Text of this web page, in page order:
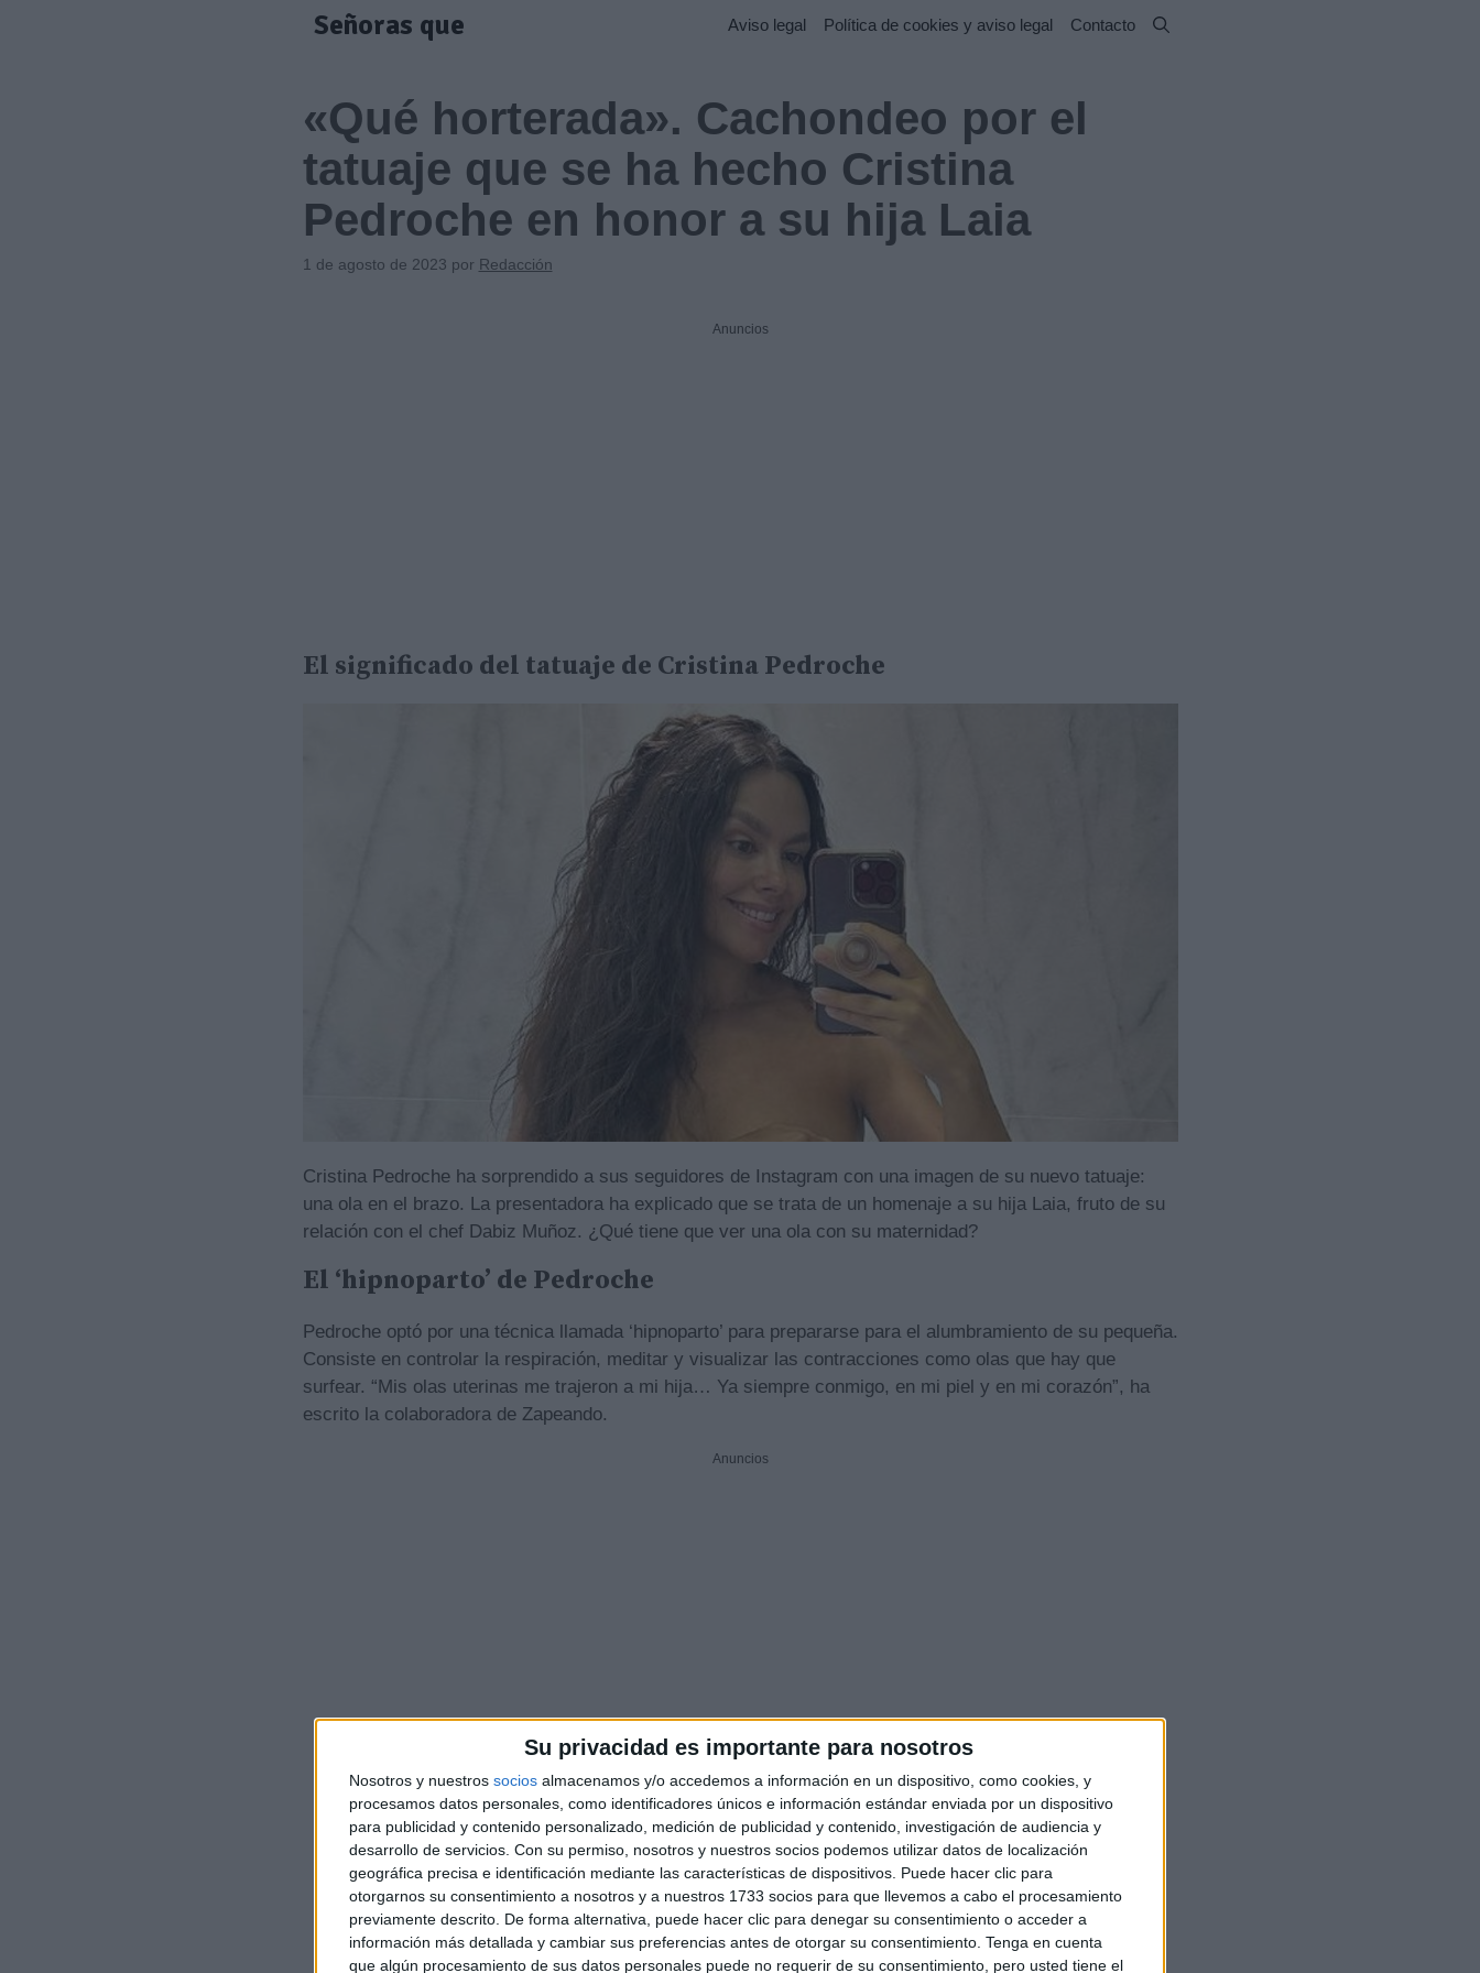
Su privacidad es importante para nosotros
Nosotros y nuestros socios almacenamos y/o accedemos a información en un dispositivo, como cookies, y
procesamos datos personales, como identificadores únicos e información estándar enviada por un dispositivo
para publicidad y contenido personalizado, medición de publicidad y contenido, investigación de audiencia y
desarrollo de servicios. Con su permiso, nosotros y nuestros socios podemos utilizar datos de localización
geográfica precisa e identificación mediante las características de dispositivos. Puede hacer clic para
otorgarnos su consentimiento a nosotros y a nuestros 1733 socios para que llevemos a cabo el procesamiento
previamente descrito. De forma alternativa, puede hacer clic para denegar su consentimiento o acceder a
información más detallada y cambiar sus preferencias antes de otorgar su consentimiento. Tenga en cuenta
que algún procesamiento de sus datos personales puede no requerir de su consentimiento, pero usted tiene el
Señoras que Aviso legal Política de cookies y aviso legal Contacto
«Qué horterada». Cachondeo por el
tatuaje que se ha hecho Cristina
Pedroche en honor a su hija Laia
1 de agosto de 2023 por Redacción
Anuncios
El significado del tatuaje de Cristina Pedroche
Cristina Pedroche ha sorprendido a sus seguidores de Instagram con una imagen de su nuevo tatuaje:
una ola en el brazo. La presentadora ha explicado que se trata de un homenaje a su hija Laia, fruto de su
relación con el chef Dabiz Muñoz. ¿Qué tiene que ver una ola con su maternidad?
El ‘hipnoparto’ de Pedroche
Pedroche optó por una técnica llamada ‘hipnoparto’ para prepararse para el alumbramiento de su pequeña.
Consiste en controlar la respiración, meditar y visualizar las contracciones como olas que hay que
surfear. “Mis olas uterinas me trajeron a mi hija… Ya siempre conmigo, en mi piel y en mi corazón”, ha
escrito la colaboradora de Zapeando.
Anuncios